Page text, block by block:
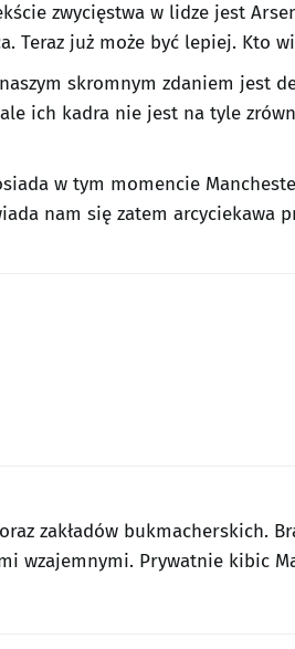
zwycięstwa w lidze jest
Teraz już może być lepiej. Kto
skromnym zdaniem jest
ich kadra nie jest na tyle
w tym momencie
nam się zatem arcyciekawa
zakładów bukmacherskich.
wzajemnymi. Prywatnie kibic